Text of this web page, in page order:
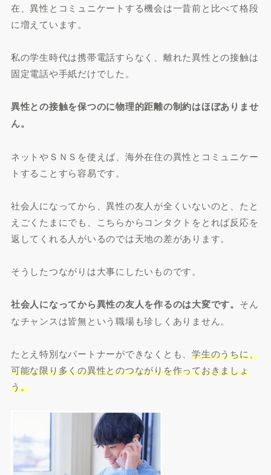
在、異性とコミュニケートする機会は一昔前と比べて格段
に増えています。
私の学生時代は携帯電話すらなく、離れた異性との接触は
固定電話や手紙だけでした。
異性との接触を保つのに物理的距離の制約はほぼありませ
ん。
ネットやＳＮＳを使えば、海外在住の異性とコミュニケー
トすることすら容易です。
社会人になってから、異性の友人が全くいないのと、たと
えごくたまにでも、こちらからコンタクトをとれば反応を
返してくれる人がいるのでは天地の差があります。
そうしたつながりは大事にしたいものです。
社会人になってから異性の友人を作るのは大変です。 そん
なチャンスは皆無という職場も珍しくありません。
たとえ特別なパートナーができなくとも、学生のうちに、
可能な限り多くの異性とのつながりを作っておきましょ
う。